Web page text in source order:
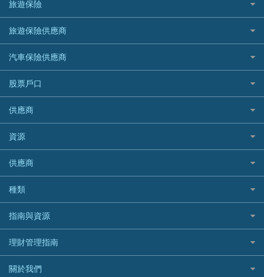
緊急貸款比較
最佳小額貸款比較
易批必批貸款
24小時貸款
最佳循環貸款
HSBC 滙豐銀行貸款
K Cash 貸款
Mox 銀行
National Resources 中潤物業按揭
OCBC 華僑銀行
PrimeCredit 安信信貸
Promise 邦民日本財務
Rabbit Credit月兔信貸
Standard Chartered 渣打銀行
UA 亞洲聯合財務
WeLab Bank
WeLend 貸款
最佳貸款app
台灣遊信用卡攻略
機場貴賓室信用卡
銀聯信用卡
高獎賞信用卡推薦
酒店信用卡
信銀國際
大新銀行
恒生銀行
Standard Chartered渣打銀行
東亞銀行
SIM
Airwallex信用卡
HKTVmall優惠碼
交稅優惠
酒店優惠碼
機票優惠碼
汽車保險
家居保險
家傭保險
寵物保險
定期人壽保險
危疾保險
年金資訊
樓宇火險
旅遊保險
日本旅遊保險及資訊
泰國旅遊保險及資訊
台灣旅遊保險及資訊
韓國旅遊保險及資訊
歐洲旅遊保險及資訊
越南旅遊保險及資訊
澳洲旅遊保險及資訊
長者嘆世界
家庭親子遊
自駕遊比較
相機有得保
專為孕婦設計的最佳旅遊保險
最佳滑雪旅遊保險
旅遊保險供應商
AXA 安盛
AIG 美亞
Allianz 安聯
Allied World 世聯
Avo
中國銀行
Bolttech 保特
Blue Cross 藍十字
中國平安
HSBC滙豐銀行
MSIG 三井住友
汽車保險供應商
大新汽車保險
中銀汽車保險
Allianz安聯汽車保險
bolttech保障汽車保險
Zurich蘇黎世汽車保險
QBE昆士蘭汽車保險
平安汽車保險
股票戶口
富途證券
IB盈透證券
老虎證券
uSMART 盈立證券
華盛証券
長橋證券
WeBull微牛證券
漲樂全球通｜華泰國際
OSL
供應商
富途牛牛好唔好？
Webull微牛證券好唔好？
Longbridge長橋證券好唔好？
老虎證券好唔好？
華盛証券好唔好？
漲樂全球通好唔好？
IB盈透證券好唔好？
盈立證券 uSMART 好唔好？
Stashaway好唔好？
資源
股票戶口開戶
證券行邊間好？
港股5隻高息ETF精選
什麼是ETF？
香港30大高息股排行
黃金ETF懶人包
最值得注意的比特幣ETF
供應商
銀行戶口比較
尊尚銀行戶口
Citi Plus
中信銀行inMotion
Airwallex銀行
種類
定期存款
港元定存
人民幣定存
美元定存
指南與資源
理財資訊
識慳識賺
債務管理
理財管理指南
常用相關詞彙
關於我們